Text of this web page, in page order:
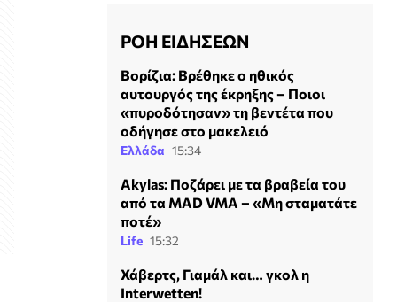
ΡΟΗ ΕΙΔΗΣΕΩΝ
Βορίζια: Βρέθηκε ο ηθικός
αυτουργός της έκρηξης – Ποιοι
«πυροδότησαν» τη βεντέτα που
οδήγησε στο μακελειό
Ελλάδα 15:34
Akylas: Ποζάρει με τα βραβεία του
από τα MAD VMA – «Μη σταματάτε
ποτέ»
Life 15:32
Χάβερτς, Γιαμάλ και… γκολ η
Interwetten!